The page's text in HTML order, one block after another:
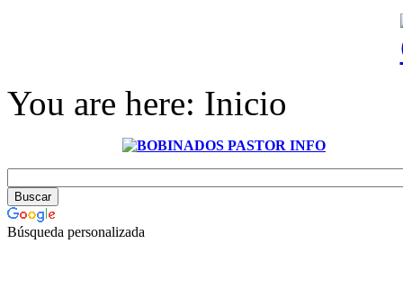
You are here: Inicio
Búsqueda personalizada